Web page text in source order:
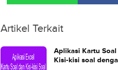
Artikel Terkait
Aplikasi Kartu Soal
Kisi-kisi soal